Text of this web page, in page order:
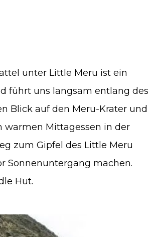
unter Little Meru ist ein
führt uns langsam entlang des
Blick auf den Meru-Krater und
warmen Mittagessen in der
zum Gipfel des Little Meru
Sonnenuntergang machen.
Hut.